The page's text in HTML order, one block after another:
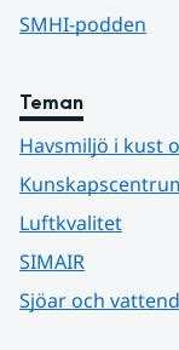
SMHI-podden
Teman
Havsmiljö i kust
Luftkvalitet
SIMAIR
Sjöar och